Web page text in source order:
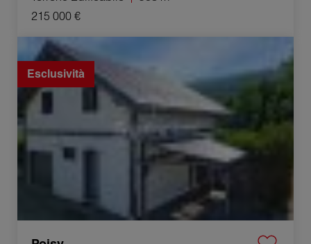
215 000 €
Vendita Casa Poisy 4 Camere 92 m²
Esclusività